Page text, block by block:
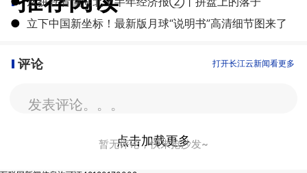
● 立下中国新坐标！最新版月球“说明书”高清细节图来了
评论 打开长江云新闻看更多
发表评论。。。
暂无评论，快来抢沙发~
点击加载更多